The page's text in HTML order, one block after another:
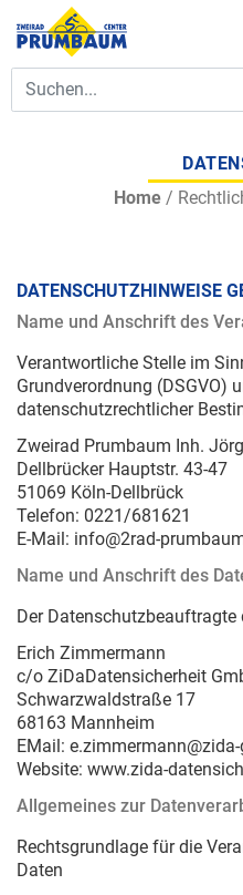
Home/
DATENSCHUTZHINWEISE
Name und Anschrift des
Verantwortliche Stelle im
Grundverordnung (DSGVO)
datenschutzrechtlicher
Zweirad Prumbaum Inh.
Dellbrücker Hauptstr. 43-47
51069 Köln-Dellbrück
Telefon: 0221/681621
E-Mail: info@2rad-
Name und Anschrift des
Der
Erich Zimmermann
c/o ZiDaDatensicherheit
Schwarzwaldstraße 17
68163 Mannheim
EMail:
Website: www.zida-
Allgemeines zur
Rechtsgrundlage für die
Daten